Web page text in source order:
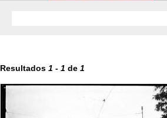
Resultados 1 - 1 de 1